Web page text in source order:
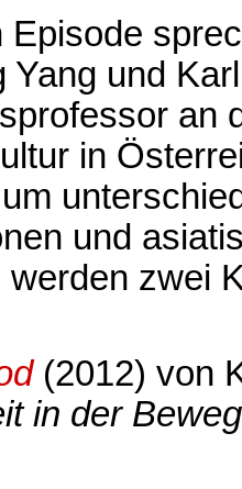
Episode
Yang und
an
in
und
zwei
(2012) von
in der